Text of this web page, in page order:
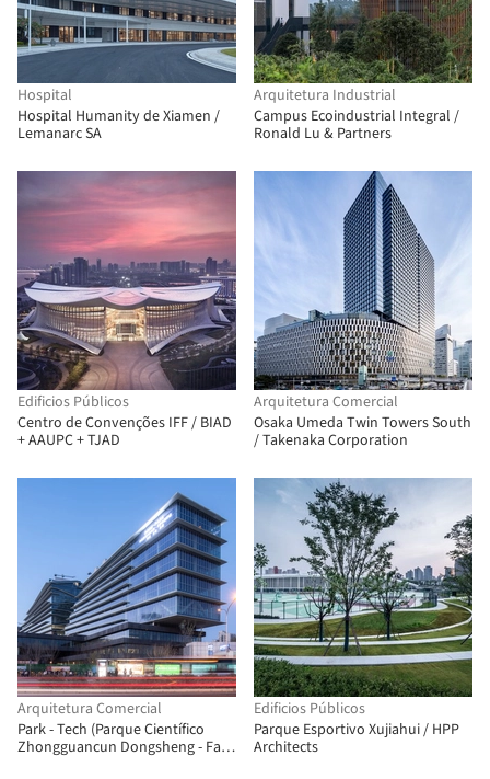
Hospital
Hospital Humanity de Xiamen /
Lemanarc SA
Arquitetura Industrial
Campus Ecoindustrial Integral /
Ronald Lu & Partners
Edificios Públicos
Centro de Convenções IFF / BIAD
+ AAUPC + TJAD
Arquitetura Comercial
Osaka Umeda Twin Towers South
/ Takenaka Corporation
Arquitetura Comercial
Park - Tech (Parque Científico
Zhongguancun Dongsheng - Fase
Edificios Públicos
Parque Esportivo Xujiahui / HPP
Architects